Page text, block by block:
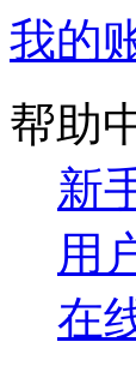
我的
帮助
新
用
在